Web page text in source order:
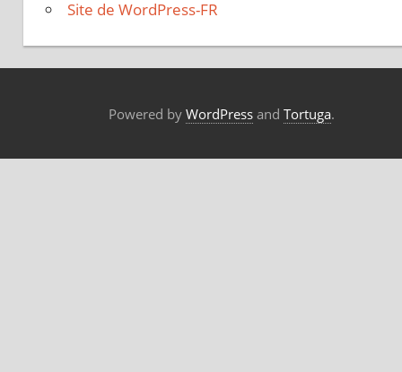
Site de WordPress-FR
Powered by WordPressand Tortuga.